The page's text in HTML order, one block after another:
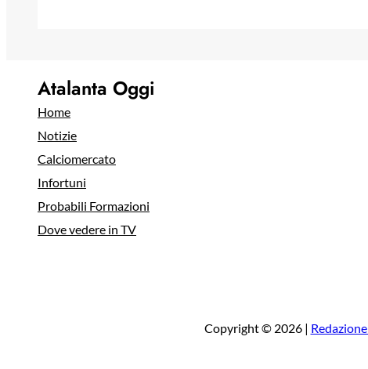
Atalanta Oggi
Home
Notizie
Calciomercato
Infortuni
Probabili Formazioni
Dove vedere in TV
Copyright © 2026 | Redazione